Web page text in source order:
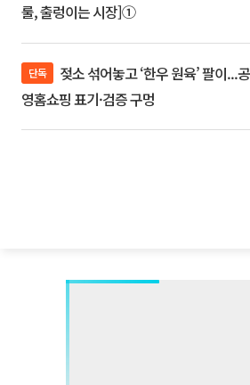
룰, 출렁이는 시장]①
단독
영홈쇼핑 표기·검증 구멍